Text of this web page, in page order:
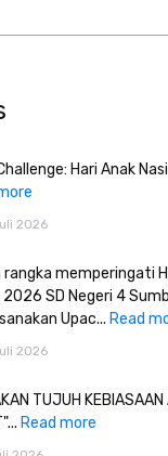
Hari Anak
2026
rangka memperingati
2026 SD Negeri 4
Upac... Read
2026
TUJUH KEBIASAAN
Read more